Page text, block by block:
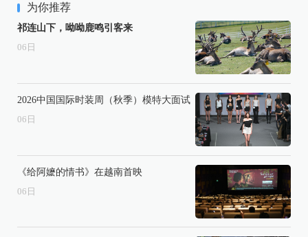
为你推荐
祁连山下，呦呦鹿鸣引客来
06 日
2026中国国际时装周（秋季）模特大面试
06 日
《给阿嬷的情书》在越南首映
06 日